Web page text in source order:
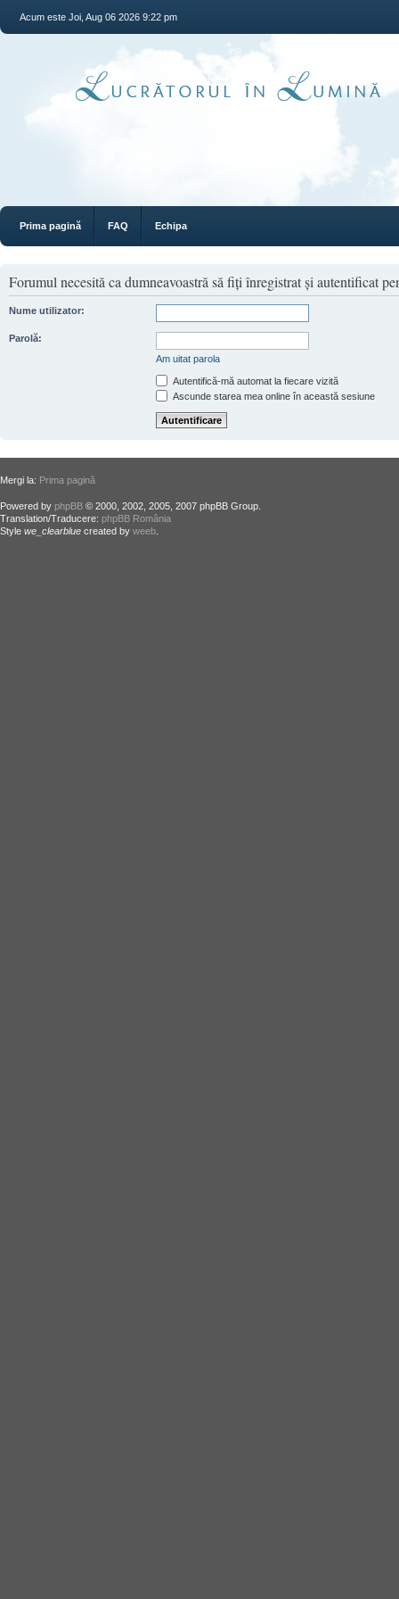
Acum este Joi, Aug 06 2026 9:22 pm
Prima pagină FAQ Echipa
Forumul necesită ca dumneavoastră să fiţi înregistrat şi autentificat
Nume utilizator:
Parolă:
Am uitat parola
Autentifică-mă automat la fiecare vizită
Ascunde starea mea online în această sesiune
Mergi la: Prima pagină
Powered by phpBB © 2000, 2002, 2005, 2007 phpBB Group.
Translation/Traducere: phpBB România
Style we_clearblue created by weeb